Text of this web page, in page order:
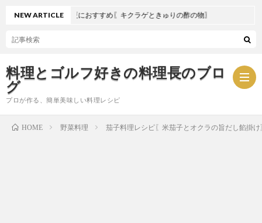
料理とゴルフ好きの料理長のブロ
グ
プロが作る、簡単美味しい料理レシピ
NEW ARTICLE夏におすすめ〖キクラゲときゅりの酢の物〗
HOME 野菜料理 茄子料理レシピ〖米茄子とオクラの旨だし餡掛け